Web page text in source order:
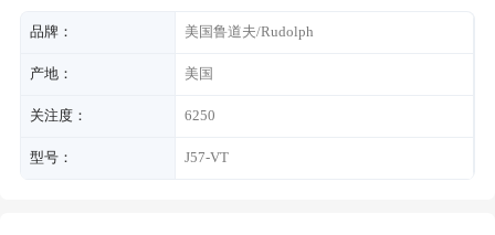
品牌： 美国鲁道夫/Rudolph
产地： 美国
关注度： 6250
型号： J57-VT